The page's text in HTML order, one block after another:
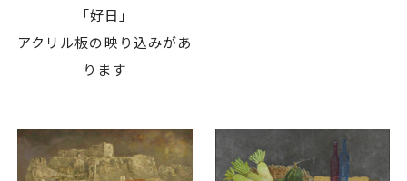
「好日」
アクリル板の映り込みがあ
ります